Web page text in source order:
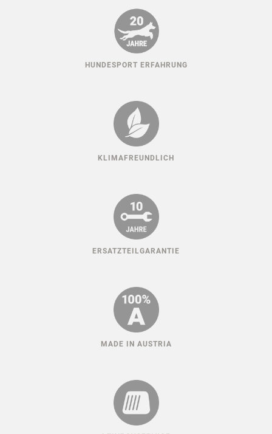
HUNDESPORT ERFAHRUNG
KLIMAFREUNDLICH
ERSATZTEILGARANTIE
MADE IN AUSTRIA